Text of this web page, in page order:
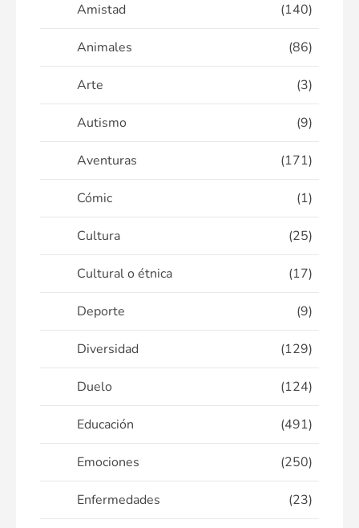
Amistad (140)
Animales (86)
Arte (3)
Autismo (9)
Aventuras (171)
Cómic (1)
Cultura (25)
Cultural o étnica (17)
Deporte (9)
Diversidad (129)
Duelo (124)
Educación (491)
Emociones (250)
Enfermedades (23)